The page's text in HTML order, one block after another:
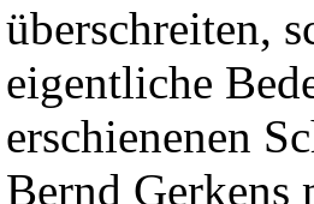
überschreiten,
eigentliche
erschienenen
Bernd Gerkens